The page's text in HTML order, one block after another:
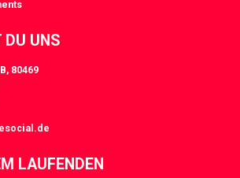
DU UNS
80469
LAUFENDEN